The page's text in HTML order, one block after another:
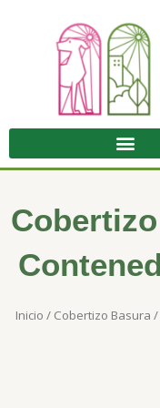
contenido
Inicio / Cobertizo Basura /